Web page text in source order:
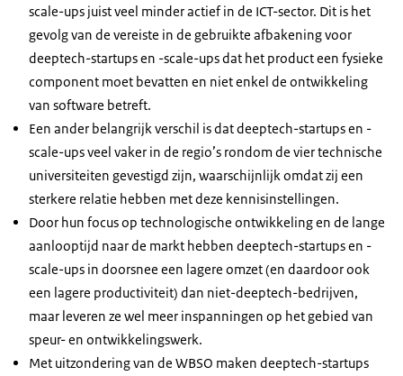
scale-ups juist veel minder actief in de ICT-sector. Dit is het
gevolg van de vereiste in de gebruikte afbakening voor
deeptech-startups en -scale-ups dat het product een fysieke
component moet bevatten en niet enkel de ontwikkeling
van software betreft.
Een ander belangrijk verschil is dat deeptech-startups en -
scale-ups veel vaker in de regio’s rondom de vier technische
universiteiten gevestigd zijn, waarschijnlijk omdat zij een
sterkere relatie hebben met deze kennisinstellingen.
Door hun focus op technologische ontwikkeling en de lange
aanlooptijd naar de markt hebben deeptech-startups en -
scale-ups in doorsnee een lagere omzet (en daardoor ook
een lagere productiviteit) dan niet-deeptech-bedrijven,
maar leveren ze wel meer inspanningen op het gebied van
speur- en ontwikkelingswerk.
Met uitzondering van de WBSO maken deeptech-startups